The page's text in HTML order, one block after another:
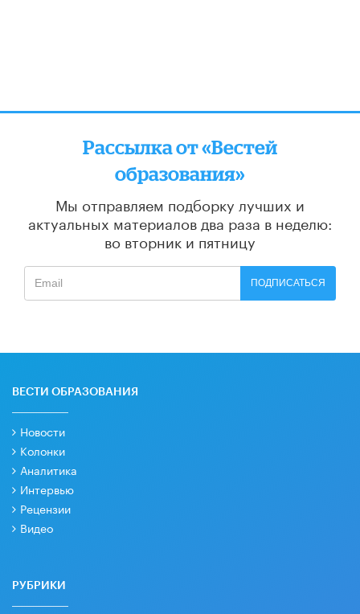
Рассылка от «Вестей
образования»
Мы отправляем подборку лучших и
актуальных материалов два раза в неделю:
во вторник и пятницу
ПОДПИСАТЬСЯ
ВЕСТИ ОБРАЗОВАНИЯ
Новости
Колонки
Аналитика
Интервью
Рецензии
Видео
РУБРИКИ